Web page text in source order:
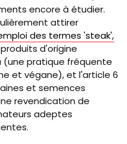
encore à étudier.
attirer
des termes 'steak',
d'origine
pratique fréquente
et végane), et l'article 6
et semences
revendication de
adeptes